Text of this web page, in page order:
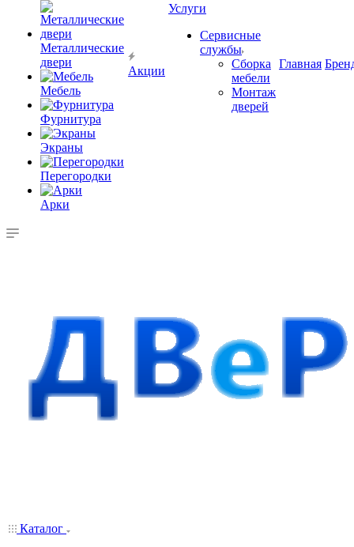
Металлические
двери
Мебель
Фурнитура
Экраны
Перегородки
Арки
Акции
Услуги
Сервисные
службы
Сборка
мебели
Монтаж
дверей
Главная
Каталог